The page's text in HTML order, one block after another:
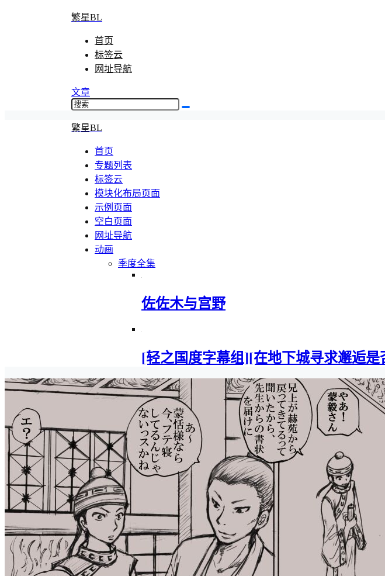
繁星BL
首页
标签云
网址导航
文章
繁星BL
首页
专题列表
标签云
模块化布局页面
示例页面
空白页面
网址导航
动画
季度全集
佐佐木与宫野
[轻之国度字幕组][在地下城寻求邂逅